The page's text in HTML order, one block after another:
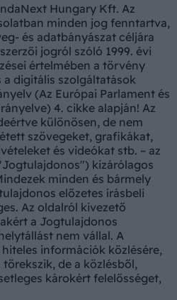
Hungary Kft. Az
minden jog fenntartva,
és adatbányászat céljára
jogról szóló 1999. évi
értelmében a törvény
a digitális szolgáltatások
(Az Európai Parlament és
4. cikke alapján! Az
különösen, de nem
szövegeket, grafikákat,
és videókat stb. – az
kizárólagos
minden és bármely
előzetes írásbeli
Az oldalról kivezető
a Jogtulajdonos
nem vállal. A
információk közlésére,
de a közlésből,
károkért felelősséget,